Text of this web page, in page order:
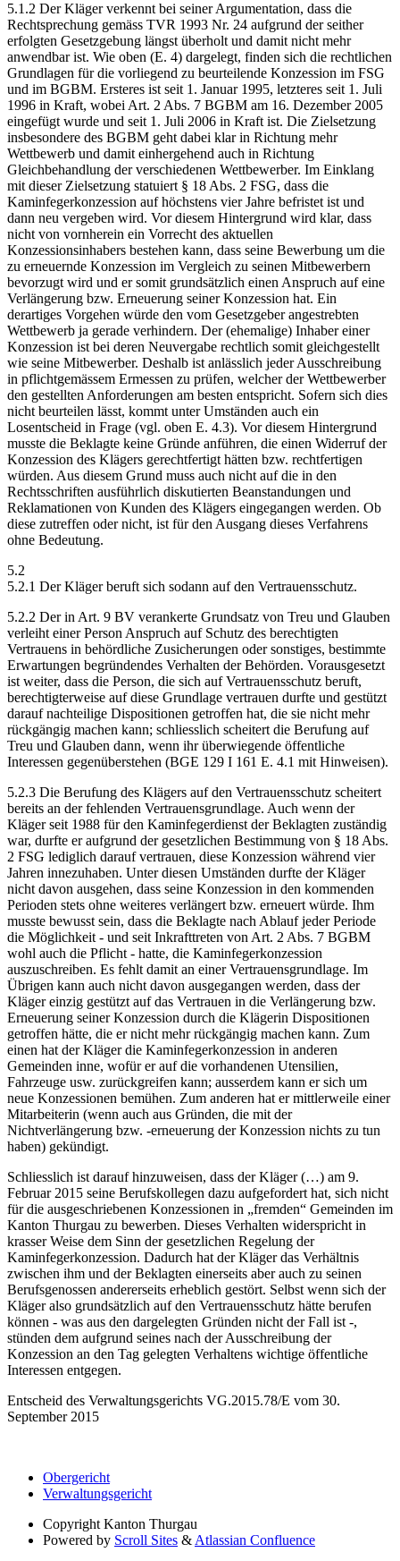
5.1.2 Der Kläger verkennt bei seiner Argumentation, dass die
Rechtsprechung gemäss TVR 1993 Nr. 24 aufgrund der seither
erfolgten Gesetzgebung längst überholt und damit nicht mehr
anwendbar ist. Wie oben (E. 4) dargelegt, finden sich die rechtlichen
Grundlagen für die vorliegend zu beurteilende Konzession im FSG
und im BGBM. Ersteres ist seit 1. Januar 1995, letzteres seit 1. Juli
1996 in Kraft, wobei Art. 2 Abs. 7 BGBM am 16. Dezember 2005
eingefügt wurde und seit 1. Juli 2006 in Kraft ist. Die Zielsetzung
insbesondere des BGBM geht dabei klar in Richtung mehr
Wettbewerb und damit einhergehend auch in Richtung
Gleichbehandlung der verschiedenen Wettbewerber. Im Einklang
mit dieser Zielsetzung statuiert § 18 Abs. 2 FSG, dass die
Kaminfegerkonzession auf höchstens vier Jahre befristet ist und
dann neu vergeben wird. Vor diesem Hintergrund wird klar, dass
nicht von vornherein ein Vorrecht des aktuellen
Konzessionsinhabers bestehen kann, dass seine Bewerbung um die
zu erneuernde Konzession im Vergleich zu seinen Mitbewerbern
bevorzugt wird und er somit grundsätzlich einen Anspruch auf eine
Verlängerung bzw. Erneuerung seiner Konzession hat. Ein
derartiges Vorgehen würde den vom Gesetzgeber angestrebten
Wettbewerb ja gerade verhindern. Der (ehemalige) Inhaber einer
Konzession ist bei deren Neuvergabe rechtlich somit gleichgestellt
wie seine Mitbewerber. Deshalb ist anlässlich jeder Ausschreibung
in pflichtgemässem Ermessen zu prüfen, welcher der Wettbewerber
den gestellten Anforderungen am besten entspricht. Sofern sich dies
nicht beurteilen lässt, kommt unter Umständen auch ein
Losentscheid in Frage (vgl. oben E. 4.3). Vor diesem Hintergrund
musste die Beklagte keine Gründe anführen, die einen Widerruf der
Konzession des Klägers gerechtfertigt hätten bzw. rechtfertigen
würden. Aus diesem Grund muss auch nicht auf die in den
Rechtsschriften ausführlich diskutierten Beanstandungen und
Reklamationen von Kunden des Klägers eingegangen werden. Ob
diese zutreffen oder nicht, ist für den Ausgang dieses Verfahrens
ohne Bedeutung.
5.2
5.2.1 Der Kläger beruft sich sodann auf den Vertrauensschutz.
5.2.2 Der in Art. 9 BV verankerte Grundsatz von Treu und Glauben
verleiht einer Person Anspruch auf Schutz des berechtigten
Vertrauens in behördliche Zusicherungen oder sonstiges, bestimmte
Erwartungen begründendes Verhalten der Behörden. Vorausgesetzt
ist weiter, dass die Person, die sich auf Vertrauensschutz beruft,
berechtigterweise auf diese Grundlage vertrauen durfte und gestützt
darauf nachteilige Dispositionen getroffen hat, die sie nicht mehr
rückgängig machen kann; schliesslich scheitert die Berufung auf
Treu und Glauben dann, wenn ihr überwiegende öffentliche
Interessen gegenüberstehen (BGE 129 I 161 E. 4.1 mit Hinweisen).
5.2.3 Die Berufung des Klägers auf den Vertrauensschutz scheitert
bereits an der fehlenden Vertrauensgrundlage. Auch wenn der
Kläger seit 1988 für den Kaminfegerdienst der Beklagten zuständig
war, durfte er aufgrund der gesetzlichen Bestimmung von § 18 Abs.
2 FSG lediglich darauf vertrauen, diese Konzession während vier
Jahren innezuhaben. Unter diesen Umständen durfte der Kläger
nicht davon ausgehen, dass seine Konzession in den kommenden
Perioden stets ohne weiteres verlängert bzw. erneuert würde. Ihm
musste bewusst sein, dass die Beklagte nach Ablauf jeder Periode
die Möglichkeit - und seit Inkrafttreten von Art. 2 Abs. 7 BGBM
wohl auch die Pflicht - hatte, die Kaminfegerkonzession
auszuschreiben. Es fehlt damit an einer Vertrauensgrundlage. Im
Übrigen kann auch nicht davon ausgegangen werden, dass der
Kläger einzig gestützt auf das Vertrauen in die Verlängerung bzw.
Erneuerung seiner Konzession durch die Klägerin Dispositionen
getroffen hätte, die er nicht mehr rückgängig machen kann. Zum
einen hat der Kläger die Kaminfegerkonzession in anderen
Gemeinden inne, wofür er auf die vorhandenen Utensilien,
Fahrzeuge usw. zurückgreifen kann; ausserdem kann er sich um
neue Konzessionen bemühen. Zum anderen hat er mittlerweile einer
Mitarbeiterin (wenn auch aus Gründen, die mit der
Nichtverlängerung bzw. -erneuerung der Konzession nichts zu tun
haben) gekündigt.
Schliesslich ist darauf hinzuweisen, dass der Kläger (…) am 9.
Februar 2015 seine Berufskollegen dazu aufgefordert hat, sich nicht
für die ausgeschriebenen Konzessionen in „fremden“ Gemeinden im
Kanton Thurgau zu bewerben. Dieses Verhalten widerspricht in
krasser Weise dem Sinn der gesetzlichen Regelung der
Kaminfegerkonzession. Dadurch hat der Kläger das Verhältnis
zwischen ihm und der Beklagten einerseits aber auch zu seinen
Berufsgenossen andererseits erheblich gestört. Selbst wenn sich der
Kläger also grundsätzlich auf den Vertrauensschutz hätte berufen
können - was aus den dargelegten Gründen nicht der Fall ist -,
stünden dem aufgrund seines nach der Ausschreibung der
Konzession an den Tag gelegten Verhaltens wichtige öffentliche
Interessen entgegen.
Entscheid des Verwaltungsgerichts VG.2015.78/E vom 30.
September 2015
Obergericht
Verwaltungsgericht
Copyright Kanton Thurgau
Powered by Scroll Sites &Atlassian Confluence